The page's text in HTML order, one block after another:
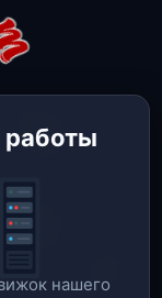
работы
нашего